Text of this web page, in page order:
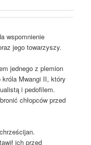
wspomnienie
jego towarzyszy.
jednego z plemion
króla Mwangi II, który
i pedofilem.
chłopców przed
ich przed